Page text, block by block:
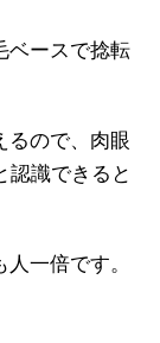
ベースで捻転
るので、肉眼
認識できると
一倍です。